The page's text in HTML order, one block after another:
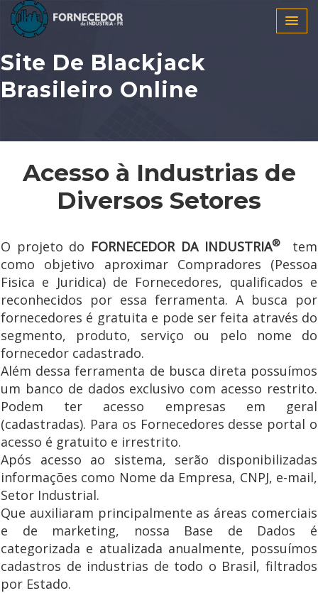
Site De Blackjack
Brasileiro Online
Acesso à Industrias de
Diversos Setores
O projeto do FORNECEDOR DA INDUSTRIA®tem
como objetivo aproximar Compradores (Pessoa
Fisica e Juridica) de Fornecedores, qualificados e
reconhecidos por essa ferramenta. A busca por
fornecedores é gratuita e pode ser feita através do
segmento, produto, serviço ou pelo nome do
fornecedor cadastrado.
Além dessa ferramenta de busca direta possuímos
um banco de dados exclusivo com acesso restrito.
Podem ter acesso empresas em geral
(cadastradas). Para os Fornecedores desse portal o
acesso é gratuito e irrestrito.
Após acesso ao sistema, serão disponibilizadas
informações como Nome da Empresa, CNPJ, e-mail,
Setor Industrial.
Que auxiliaram principalmente as áreas comerciais
e de marketing, nossa Base de Dados é
categorizada e atualizada anualmente, possuímos
cadastros de industrias de todo o Brasil, filtrados
por Estado.